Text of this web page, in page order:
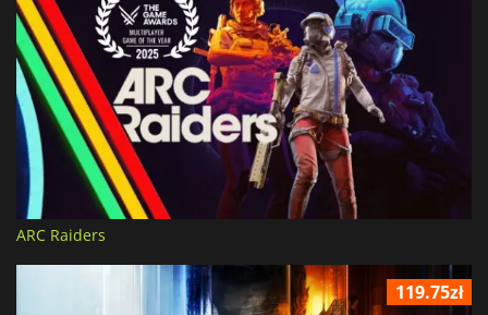
ARC Raiders
119.75zł